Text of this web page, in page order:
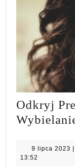
Odkryj
9 lipca 2023 9
13:52